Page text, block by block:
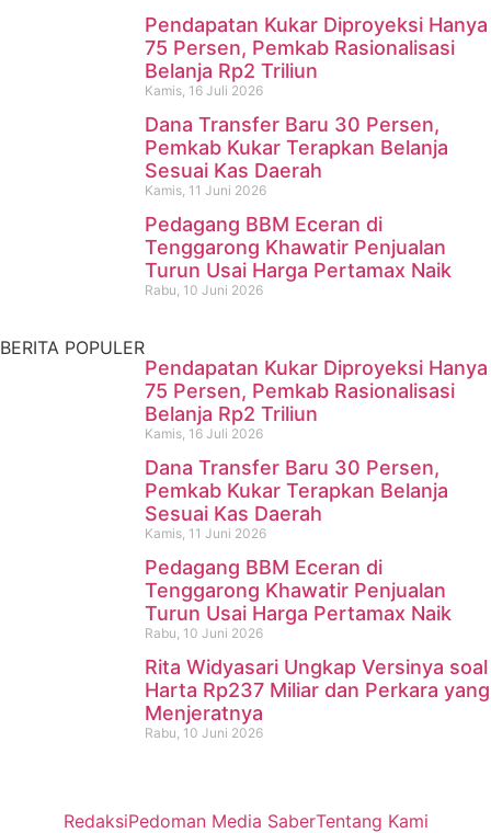
Pendapatan Kukar Diproyeksi Hanya
75 Persen, Pemkab Rasionalisasi
Belanja Rp2 Triliun
Kamis, 16 Juli 2026
Dana Transfer Baru 30 Persen,
Pemkab Kukar Terapkan Belanja
Sesuai Kas Daerah
Kamis, 11 Juni 2026
Pedagang BBM Eceran di
Tenggarong Khawatir Penjualan
Turun Usai Harga Pertamax Naik
Rabu, 10 Juni 2026
Pencari Ikan yang Hilang di
Mangkurawang Ditemukan
Meninggal di Sungai
Mahakam
BERITA POPULER
Pendapatan Kukar Diproyeksi Hanya
75 Persen, Pemkab Rasionalisasi
Belanja Rp2 Triliun
Kamis, 16 Juli 2026
Dana Transfer Baru 30 Persen,
Pemkab Kukar Terapkan Belanja
Sesuai Kas Daerah
Kamis, 11 Juni 2026
Pedagang BBM Eceran di
Tenggarong Khawatir Penjualan
Turun Usai Harga Pertamax Naik
Rabu, 10 Juni 2026
Rita Widyasari Ungkap Versinya soal
Harta Rp237 Miliar dan Perkara yang
Menjeratnya
Rabu, 10 Juni 2026
RedaksiPedoman Media SaberTentang Kami